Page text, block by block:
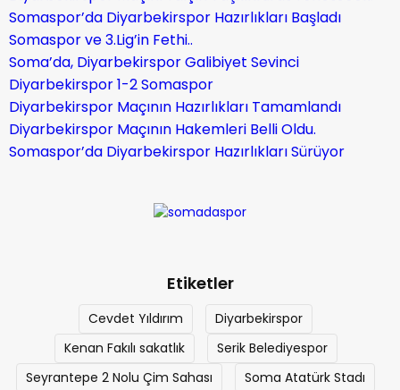
Somaspor’da Diyarbekirspor Hazırlıkları Başladı
Somaspor ve 3.Lig’in Fethi..
Soma’da, Diyarbekirspor Galibiyet Sevinci
Diyarbekirspor 1-2 Somaspor
Diyarbekirspor Maçının Hazırlıkları Tamamlandı
Diyarbekirspor Maçının Hakemleri Belli Oldu.
Somaspor’da Diyarbekirspor Hazırlıkları Sürüyor
Etiketler
Cevdet Yıldırım
Diyarbekirspor
Kenan Fakılı sakatlık
Serik Belediyespor
Seyrantepe 2 Nolu Çim Sahası
Soma Atatürk Stadı